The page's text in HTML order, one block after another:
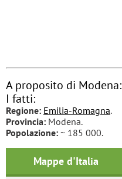
A proposito di Modena:
I fatti:
Regione: Emilia-Romagna.
Provincia: Modena.
Popolazione: ~ 185 000.
Mappe d'Italia